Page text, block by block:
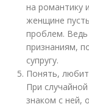
на романтику
женщине
проблем.
признаниям,
супругу.
Понять,
При
знаком с ней,